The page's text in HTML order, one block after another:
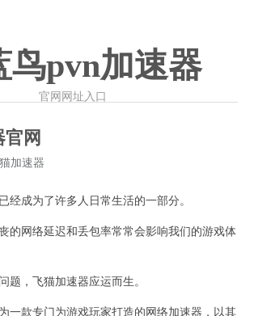
鸟pvn加速器
官网网址入口
网
加速器
成为了许多人日常生活的一部分。
网络延迟和丢包率常常会影响我们的游戏体
，飞猫加速器应运而生。
款专门为游戏玩家打造的网络加速器，以其